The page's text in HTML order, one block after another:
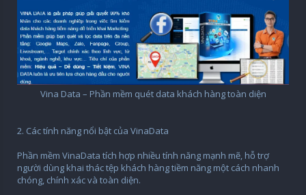
Vina Data – Phần mềm quét data khách hàng toàn diện​
2. Các tính năng nổi bật của VinaData
Phần mềm VinaData tích hợp nhiều tính năng mạnh mẽ, hỗ trợ
người dùng khai thác tệp khách hàng tiềm năng một cách nhanh
chóng, chính xác và toàn diện.